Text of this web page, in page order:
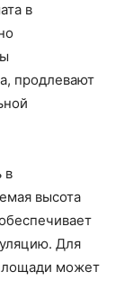
в
продлевают
в
высота
Для
может